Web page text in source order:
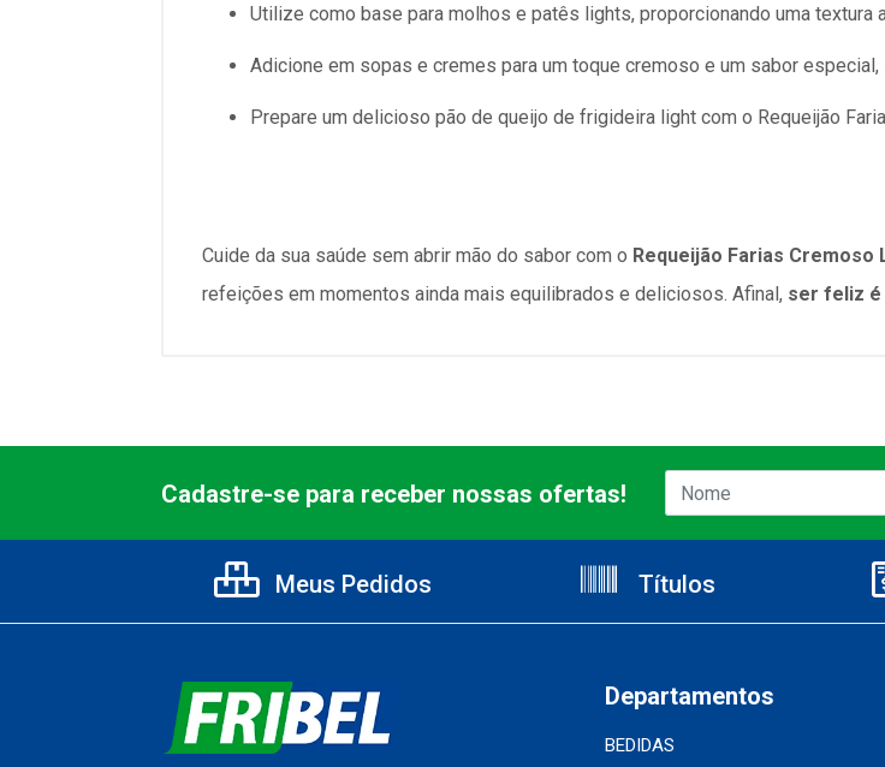
Utilize como base para molhos e patês lights, proporcionando uma textura
Adicione em sopas e cremes para um toque cremoso e um sabor
Prepare um delicioso pão de queijo de frigideira light com o Requeijão
Cuide da sua saúde sem abrir mão do sabor com o Requeijão Farias Cremoso
refeições em momentos ainda mais equilibrados e deliciosos. Afinal, ser feliz é
Cadastre-se para receber nossas ofertas!
Meus Pedidos Títulos
Departamentos
BEDIDAS